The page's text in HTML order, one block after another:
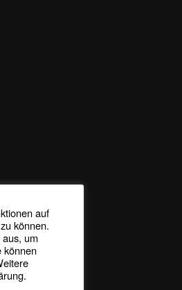
auf
können.
um
können